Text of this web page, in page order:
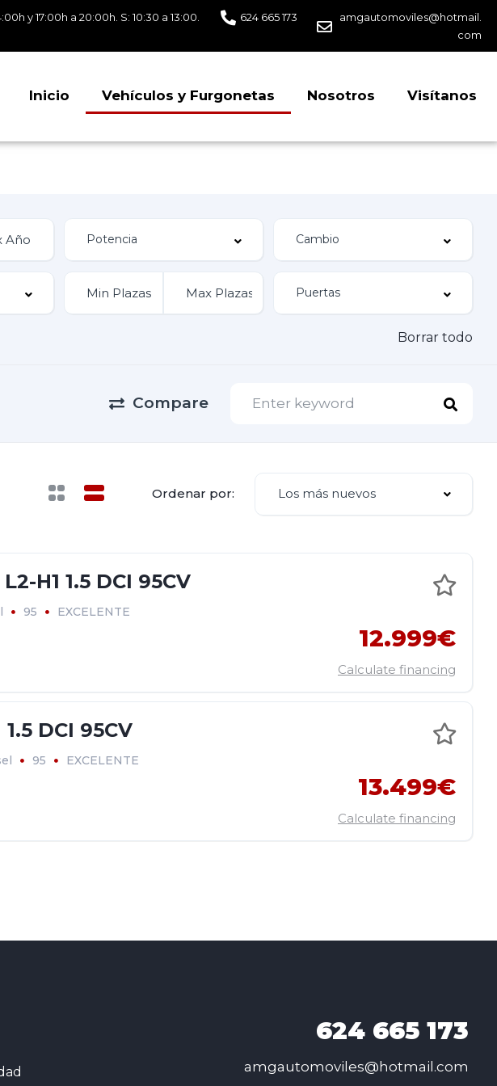
y 17:00h a 20:00h. S: 10:30 a 13:00. 624 665 173
amgautomoviles@hotmail.
com
Inicio Vehículos y Furgonetas Nosotros Visítanos
Borrar todo
Compare
Ordenar por: Los más nuevos
H1 1.5 DCI 95CV
95 EXCELENTE
12.999€
Calculate financing
DCI 95CV
95 EXCELENTE
13.499€
Calculate financing
624 665 173
amgautomoviles@hotmail.com